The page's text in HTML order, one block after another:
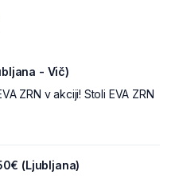
- Vič)
ZRN v akciji! Stoli EVA ZRN
(Ljubljana)